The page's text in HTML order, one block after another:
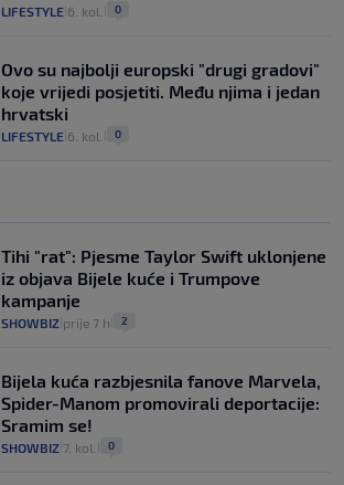
LIFESTYLE 6. kol. 0
Ovo su najbolji europski "drugi gradovi"
koje vrijedi posjetiti. Među njima i jedan
hrvatski
LIFESTYLE 6. kol. 0
Tihi "rat": Pjesme Taylor Swift uklonjene
iz objava Bijele kuće i Trumpove
kampanje
SHOWBIZ prije 7 h 2
Bijela kuća razbjesnila fanove Marvela,
Spider-Manom promovirali deportacije:
Sramim se!
SHOWBIZ 7. kol. 0